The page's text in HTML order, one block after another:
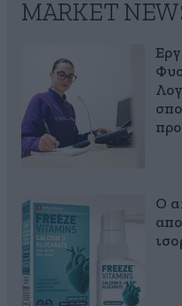
MARKET
Ο